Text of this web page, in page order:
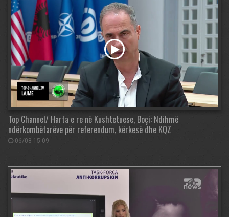
Top Channel/ Harta e re në Kushtetuese, Boçi: Ndihmë
ndërkombëtarëve për referendum, kërkesë dhe KQZ
06/08 15:09